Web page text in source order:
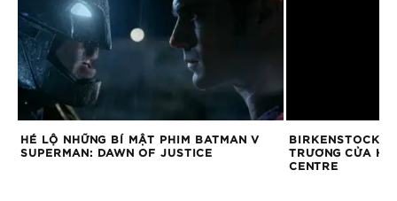
HÉ LỘ NHỮNG BÍ MẬT PHIM BATMAN V
SUPERMAN: DAWN OF JUSTICE
BIRKENSTOCK
TRƯƠNG CỬA
CENTRE